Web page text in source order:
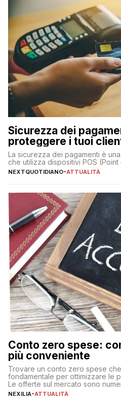
Sicurezza dei
proteggere i tuoi
La sicurezza dei pagamenti è
che utilizza dispositivi POS (Point
NEXTQUOTIDIANO-ATTUALITÀ
Conto zero spese:
più conveniente
Trovare un conto zero spese
fondamentale per ottimizzare le
Le offerte sul mercato sono
individuare quella più adatta alle
NEXILIA-ATTUALITÀ